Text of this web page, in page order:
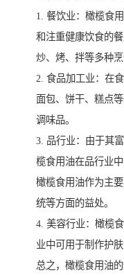
1. 餐饮业：橄榄食
和注重健康饮食的
炒、烤、拌等多种
2. 食品加工业：在
面包、饼干、糕点
调味品。
3. 品行业：由于其
榄食用油在品行业
橄榄食用油作为主
统等方面的益处。
4. 美容行业：橄榄
业中可用于制作护
总之，橄榄食用油